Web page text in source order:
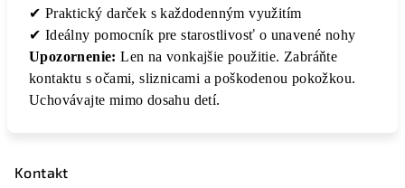
✔ Praktický darček s každodenným využitím
✔ Ideálny pomocník pre starostlivosť o unavené nohy
Upozornenie: Len na vonkajšie použitie. Zabráňte
kontaktu s očami, sliznicami a poškodenou pokožkou.
Uchovávajte mimo dosahu detí.
Kontakt